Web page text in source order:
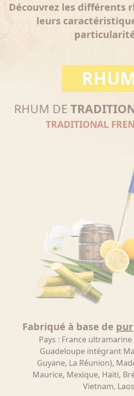
Découvrez les différents
leurs
RHUM DE
TRADITIONAL
Fabriqué à base de
Pays : France
Guadeloupe intégrant
Guyane, La Réunion),
Maurice, Mexique, Haïti,
Vietnam, Laos